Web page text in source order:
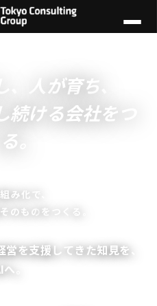
人が育ち、
ける会社をつ
る。
み化で、
のもの をつくる。
を支援してきた知見を、
。